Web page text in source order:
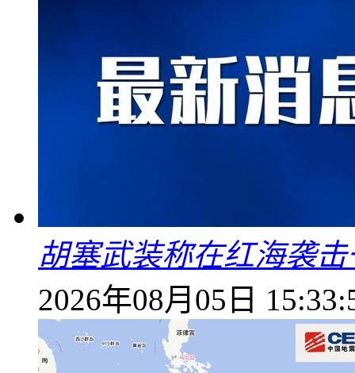
胡塞武装称在红海袭
2026年08月05日